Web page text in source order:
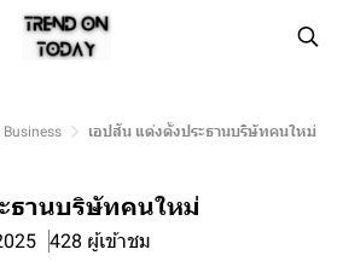
Business เอปสัน แต่งตั้งประธานบริษัทคนใหม่
ธานบริษัทคนใหม่
428 ผู้เข้าชม